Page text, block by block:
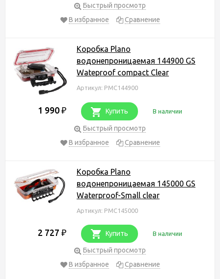
Быстрый просмотр
В избранное
Сравнение
Коробка Plano
водонепроницаемая 144900 GS
Wateproof compact Clear
Артикул: PMC144900
1 990 ₽ Купить В наличии
Быстрый просмотр
В избранное
Сравнение
Коробка Plano
водонепроницаемая 145000 GS
Waterproof-Small clear
Артикул: PMC145000
2 727 ₽ Купить В наличии
Быстрый просмотр
В избранное
Сравнение